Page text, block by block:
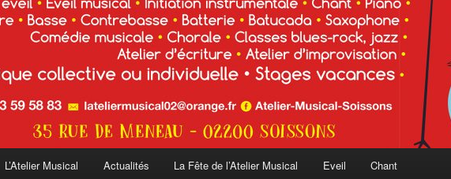
L’Atelier Musical Actualités La Fête de l’Atelier Musical Eveil Chant